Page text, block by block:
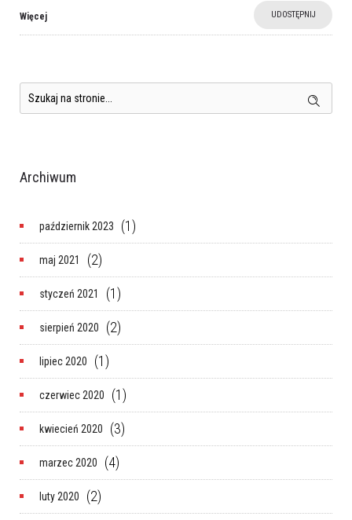
Więcej UDOSTĘPNIJ
Archiwum
październik 2023 (1)
maj 2021 (2)
styczeń 2021 (1)
sierpień 2020 (2)
lipiec 2020 (1)
czerwiec 2020 (1)
kwiecień 2020 (3)
marzec 2020 (4)
luty 2020 (2)